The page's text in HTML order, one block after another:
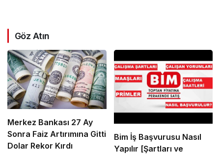
Göz Atın
Merkez Bankası 27 Ay
Sonra Faiz Artırımına Gitti
Dolar Rekor Kırdı
Bim İş Başvurusu Nasıl
Yapılır [Şartları ve